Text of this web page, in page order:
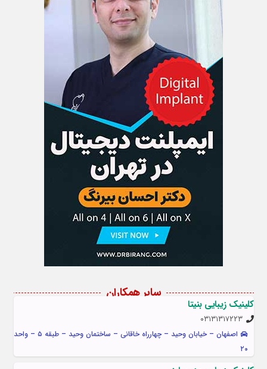
سایر همکاران
کلینیک زیبایی بنیتا
۰۳۱۳۱۳۱۷۲۲۳
اصفهان – خیابان وحید – چهارراه خاقانی – ساختمان وحید – طبقه ۵ – واحد
۲۰